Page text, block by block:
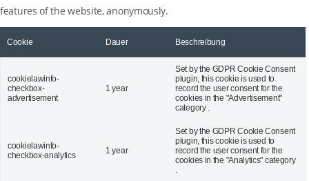
features of the website, anonymously.
Cookie Dauer Beschreibung
cookielawinfo-
checkbox-
advertisement
1 year
Set by the GDPR Cookie Consent
plugin, this cookie is used to
record the user consent for the
cookies in the "Advertisement"
category .
cookielawinfo-
checkbox-analytics
1 year
Set by the GDPR Cookie Consent
plugin, this cookie is used to
record the user consent for the
cookies in the "Analytics" category
.